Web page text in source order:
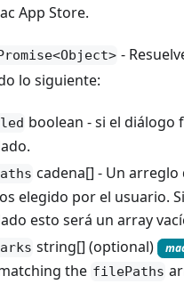
App Store.
-
lo siguiente:
boolean - si el diálogo
cadena[] - Un arreglo
elegido por el usuario.
esto será un array
string[] (optional)
the filePaths